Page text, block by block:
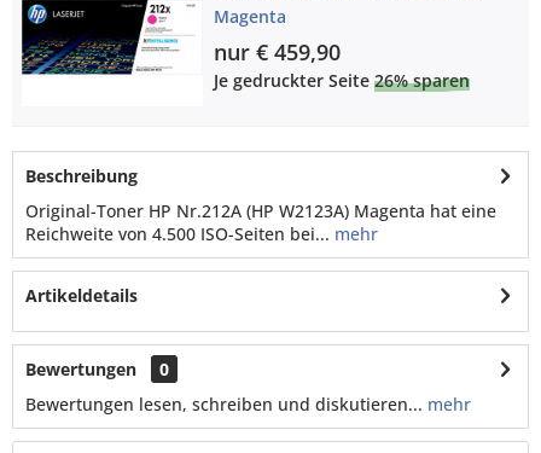
Magenta
nur € 459,90
Je gedruckter Seite 26% sparen
Beschreibung
Original-Toner HP Nr.212A (HP W2123A) Magenta hat eine
Reichweite von 4.500 ISO-Seiten bei... mehr
Artikeldetails
Bewertungen
0
Bewertungen lesen, schreiben und diskutieren... mehr